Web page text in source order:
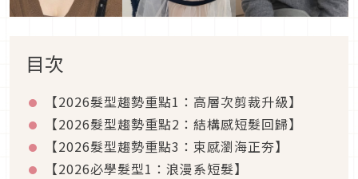
目次
【2026髮型趨勢重點1：高層次剪裁升級】
【2026髮型趨勢重點2：結構感短髮回歸】
【2026髮型趨勢重點3：束感瀏海正夯】
【2026必學髮型1：浪漫系短髮】